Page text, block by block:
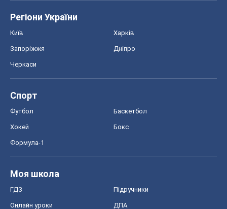
Регіони України
Київ Харків
Запоріжжя Дніпро
Черкаси
Спорт
Футбол Баскетбол
Хокей Бокс
Формула-1
Моя школа
ГДЗ Підручники
Онлайн уроки ДПА